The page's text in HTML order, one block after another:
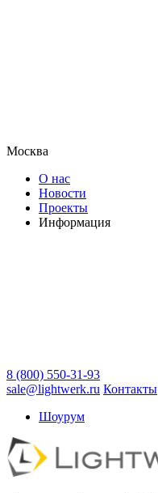
Москва
О нас
Новости
Проекты
Информация
8 (800) 550-31-93
sale@lightwerk.ru Контакты
Шоурум